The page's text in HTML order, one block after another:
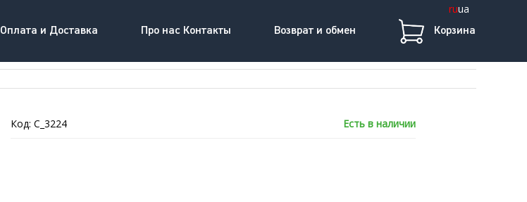
ruua
Оплата и Доставка Про нас Контакты Возврат и обмен Корзина
Код: C_3224 Есть в наличии